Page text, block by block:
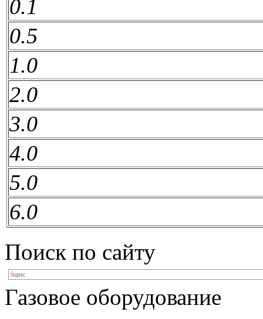
0.1
0.5
1.0
2.0
3.0
4.0
5.0
6.0
Поиск по сайту
Газовое оборудование